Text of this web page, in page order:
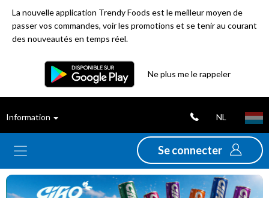
La nouvelle application Trendy Foods est le meilleur moyen de
passer vos commandes, voir les promotions et se tenir au courant
des nouveautés en temps réel.
Ne plus me le rappeler
Information NL
Se connecter
ventes
Nouveautés
Promotions
Previous